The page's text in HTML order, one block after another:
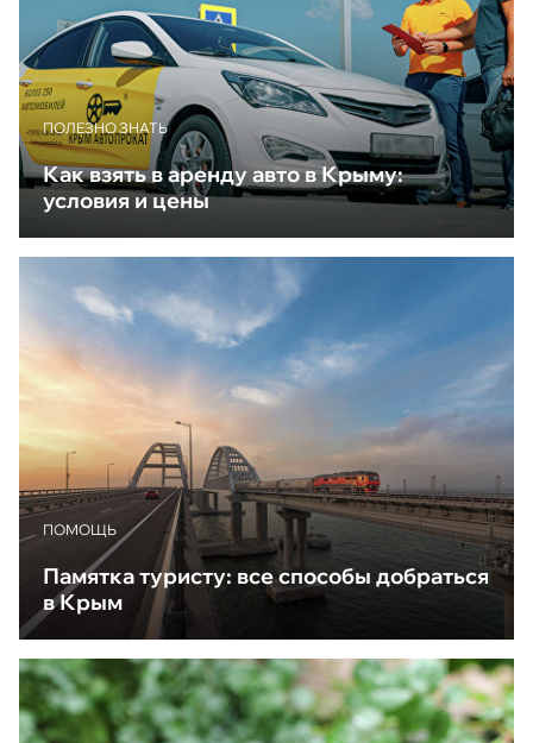
ПОЛЕЗНО ЗНАТЬ
Как взять в аренду авто в Крыму:
условия и цены
ПОМОЩЬ
Памятка туристу: все способы добраться
в Крым